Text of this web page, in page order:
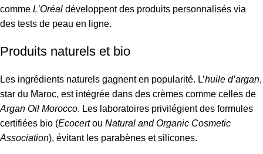
comme L’Oréal développent des produits personnalisés via
des tests de peau en ligne.
Produits naturels et bio
Les ingrédients naturels gagnent en popularité. L’huile d’argan,
star du Maroc, est intégrée dans des crèmes comme celles de
Argan Oil Morocco. Les laboratoires privilégient des formules
certifiées bio (Ecocertou Natural and Organic Cosmetic
Association), évitant les parabènes et silicones.